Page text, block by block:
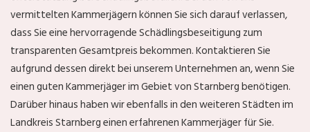
vermittelten Kammerjägern können Sie sich darauf verlassen,
dass Sie eine hervorragende Schädlingsbeseitigung zum
transparenten Gesamtpreis bekommen. Kontaktieren Sie
aufgrund dessen direkt bei unserem Unternehmen an, wenn Sie
einen guten Kammerjäger im Gebiet von Starnberg benötigen.
Darüber hinaus haben wir ebenfalls in den weiteren Städten im
Landkreis Starnberg einen erfahrenen Kammerjäger für Sie.